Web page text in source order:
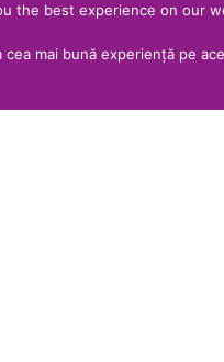
the best experience on our
cea mai bună experiență pe